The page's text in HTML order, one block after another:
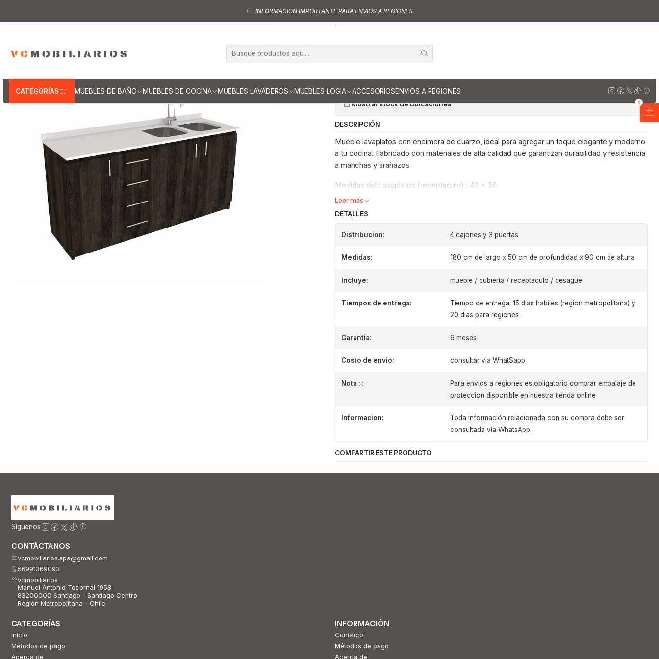
CATEGORÍAS MUEBLES DE BAÑO MUEBLES DE COCINA MUEBLES LAVADEROS MUEBLES LOGIA ACCESORIOSENVIOS A REGIONES
0
INFORMACION IMPORTANTE PARA ENVIOS A REGIONES
Mueble lavaplatos Muebles lavaplatos con cubierta de Cuarzo
Lavaplatos con cubierta de cuarzo 180 cms
Mueble lavaplatos Doble de 180 cm / cuarzo blanco galaxys / Izquierdo / Espresso
|
blanco galaxys / Izquierdo / Espresso
Cantidad
Mostrar stock de ubicaciones
DESCRIPCIÓN
Mueble lavaplatos con encimera de cuarzo, ideal para agregar un toque elegante y moderno
a tu cocina. Fabricado con materiales de alta calidad que garantizan durabilidad y resistencia
a manchas y arañazos
Medidas del Lavaplatos (receptaculo) : 40 x 34
Leer más
DETALLES
Distribucion: 4 cajones y 3 puertas
Medidas: 180 cm de largo x 50 cm de profundidad x 90 cm de altura
Incluye: mueble / cubierta / receptaculo / desagüe
Tiempos de entrega:
Tiempo de entrega: 15 dias habiles (region metropolitana) y
20 dias para regiones
Garantia: 6 meses
Costo de envio: consultar via WhatSapp
Nota : :
Para envios a regiones es obligatorio comprar embalaje de
proteccion disponible en nuestra tienda online
Informacion:
Toda información relacionada con su compra debe ser
consultada vía WhatsApp.
COMPARTIR ESTE PRODUCTO
Síguenos
CONTÁCTANOS
vcmobiliarios.spa@gmail.com
56991369093
vcmobiliarios
Manuel Antonio Tocornal 1958
83200000 Santiago - Santiago Centro
Región Metropolitana - Chile
CATEGORÍAS
Inicio
Métodos de pago
Acerca de
INFORMACIÓN
Contacto
Métodos de pago
Acerca de